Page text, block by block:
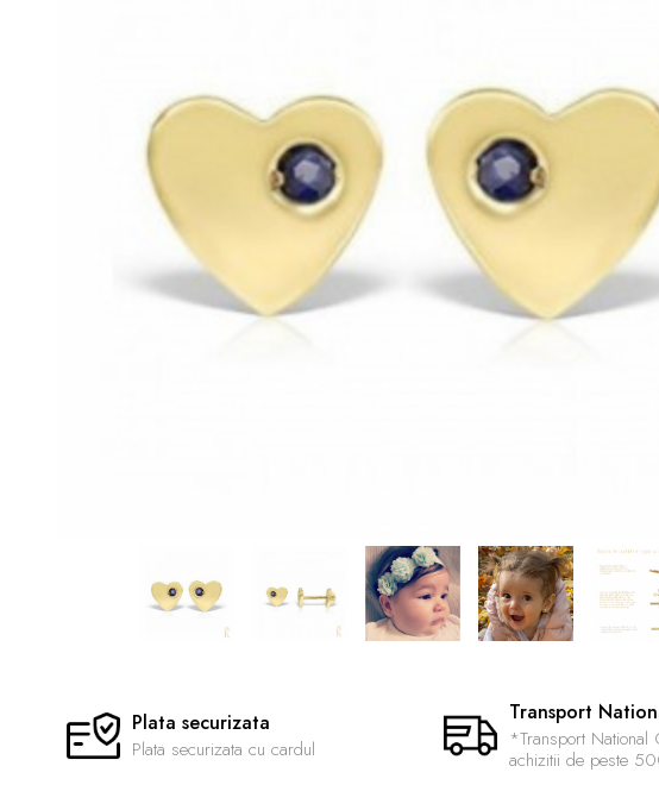
Plata securizata
Plata securizata cu cardul
Transport
*Transport National
achizitii de peste